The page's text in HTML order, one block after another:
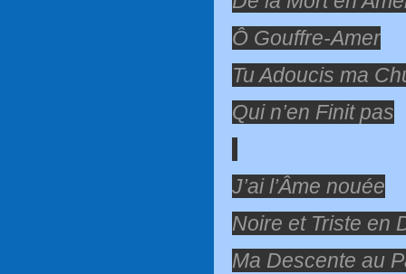
Ô Gouffre-Amer
Tu Adoucis ma
Qui n’en Finit pas
J’ai l’Âme nouée
Noire et Triste en
Ma Descente au